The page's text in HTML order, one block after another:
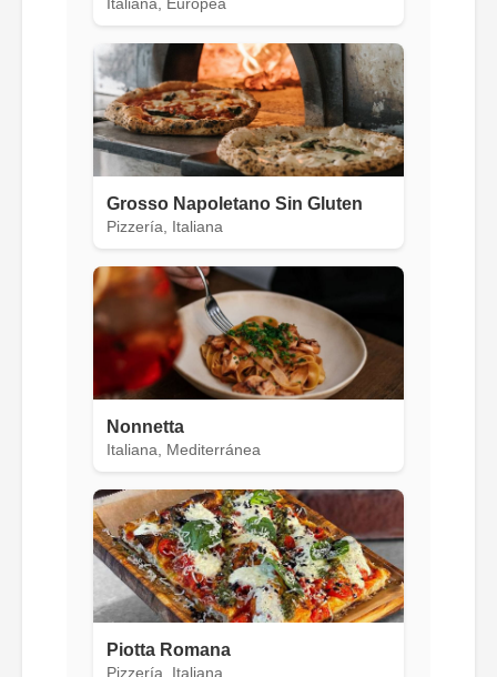
Italiana, Europea
Grosso Napoletano Sin Gluten
Pizzería, Italiana
Nonnetta
Italiana, Mediterránea
Piotta Romana
Pizzería, Italiana